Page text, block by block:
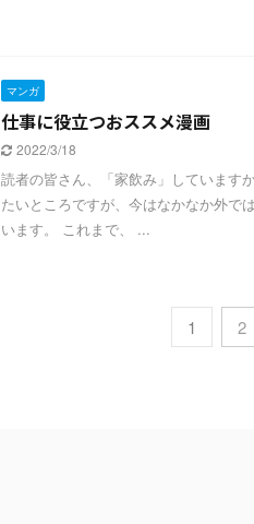
マンガ
仕事に役立つおススメ漫画
2022/3/18
読者の皆さん、「家飲み」しています
たいところですが、今はなかなか外で
います。 これまで、 ...
1 2